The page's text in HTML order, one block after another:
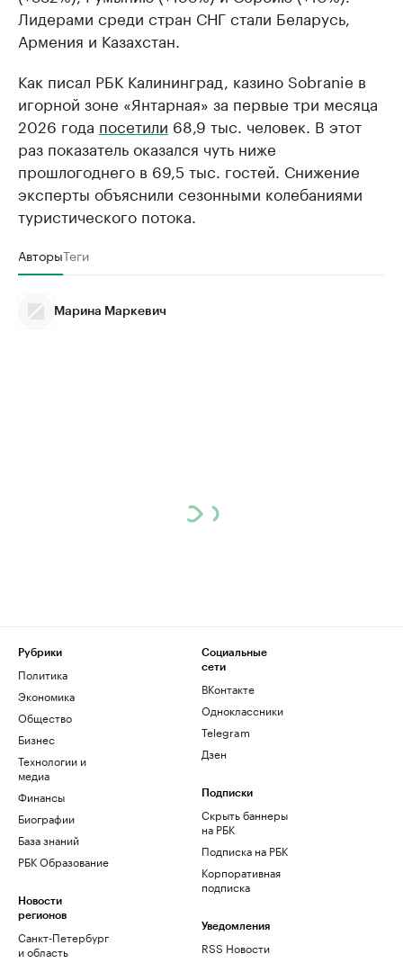
Лидерами среди стран СНГ стали Беларусь,
Армения и Казахстан.
Как писал РБК Калининград, казино Sobranie в
игорной зоне «Янтарная» за первые три месяца
2026 года посетили 68,9 тыс. человек. В этот
раз показатель оказался чуть ниже
прошлогоднего в 69,5 тыс. гостей. Снижение
эксперты объяснили сезонными колебаниями
туристического потока.
АвторыТеги
Марина Маркевич
Рубрики
Политика
Экономика
Общество
Бизнес
Технологии и
медиа
Финансы
Биографии
База знаний
РБК Образование
Новости
регионов
Санкт-Петербург
и область
Социальные
сети
ВКонтакте
Одноклассники
Telegram
Дзен
Подписки
Скрыть баннеры
на РБК
Подписка на РБК
Корпоративная
подписка
Уведомления
RSS Новости